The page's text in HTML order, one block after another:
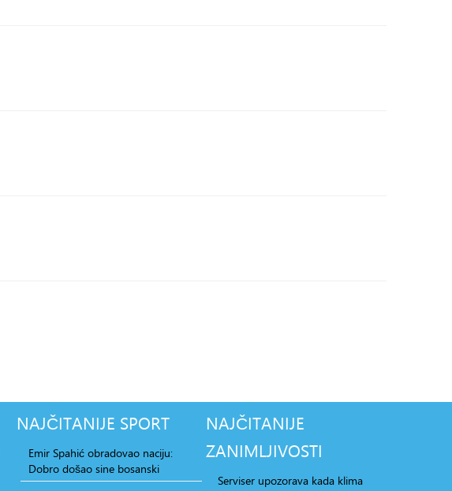
NAJČITANIJE SPORT
Emir Spahić obradovao naciju:
Dobro došao sine bosanski
NAJČITANIJE
ZANIMLJIVOSTI
Serviser upozorava kada klima